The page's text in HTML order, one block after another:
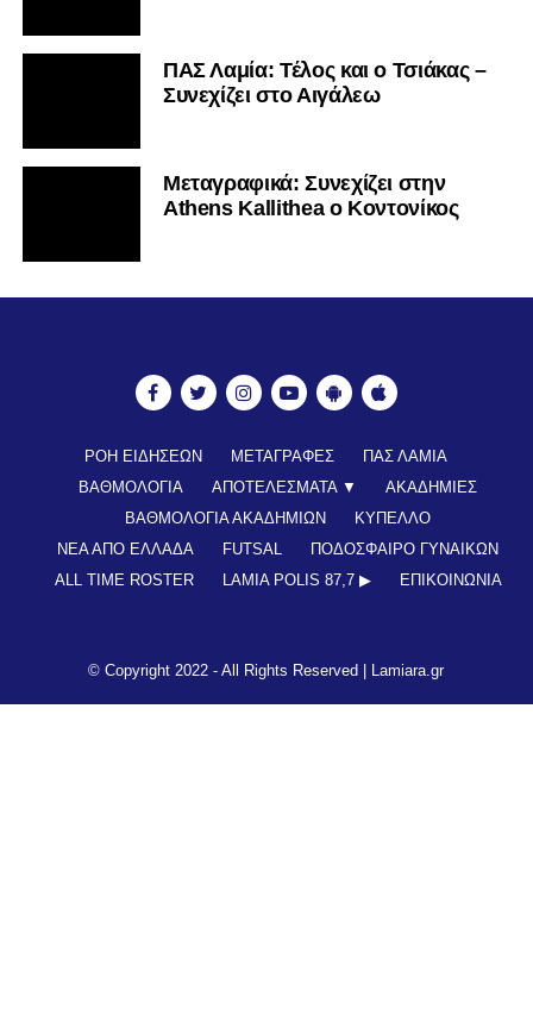
ΠΑΣ Λαμία: Τέλος και ο Τσιάκας –
Συνεχίζει στο Αιγάλεω
Mεταγραφικά: Συνεχίζει στην
Athens Kallithea ο Κοντονίκος
ΡΟΗ ΕΙΔΗΣΕΩΝ ΜΕΤΑΓΡΑΦΕΣ
ΠΑΣ ΛΑΜΙΑ
ΒΑΘΜΟΛΟΓΙΑ
ΑΠΟΤΕΛΕΣΜΑΤΑ ▼
ΑΚΑΔΗΜΙΕΣ
ΒΑΘΜΟΛΟΓΙΑ ΑΚΑΔΗΜΙΩΝ
ΚΥΠΕΛΛΟ
ΝΕΑ ΑΠΟ ΕΛΛΑΔΑ
FUTSAL
ΠΟΔΟΣΦΑΙΡΟ ΓΥΝΑΙΚΩΝ
ALL TIME ROSTER
LAMIA POLIS 87,7 ▶︎ ΕΠΙΚΟΙΝΩΝΊΑ
© Copyright 2022 - All Rights Reserved | Lamiara.gr